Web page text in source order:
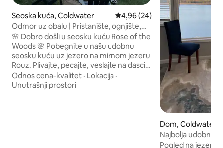
Seoska kuća, Coldwater Prosečna ocena 4,96 od 5,
4,96 (24)
Odmor uz obalu | Pristanište, ognjište,
kanu i SUP daska
🌸 Dobro došli u seosku kuću Rose of the
Woods 🌸 Pobegnite u našu udobnu
seosku kuću uz jezero na mirnom jezeru
Rouz. Plivajte, pecajte, veslajte na dasci,
vozite kanu ili plovite brodom direktno sa
privatnog pristaništa. Opustite se na
Odnos cena-kvalitet · Lokacija ·
Unutrašnji prostori
Dom, Coldwater
Najbolja udobna
@Coldwater, MI
Pogled na jezero